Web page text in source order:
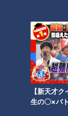
【新天才
生の〇×バ
国道418号の脇
ると、昭和6年（
出現！昭和63年
で、小さな扁額
隧道内はコンク